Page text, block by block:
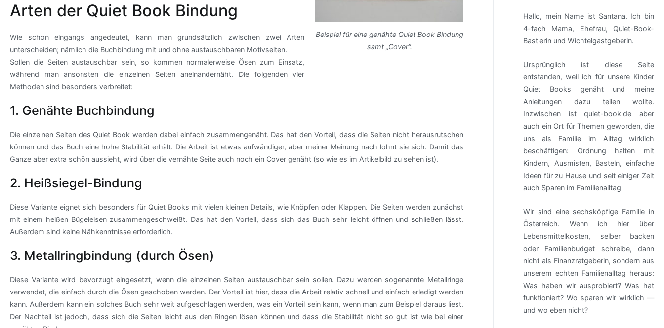
Beispiel für eine genähte Quiet Book Bindung
samt „Cover“.
Arten der Quiet Book Bindung
Wie schon eingangs angedeutet, kann man grundsätzlich zwischen zwei Arten
unterscheiden; nämlich die Buchbindung mit und ohne austauschbaren Motivseiten.
Sollen die Seiten austauschbar sein, so kommen normalerweise Ösen zum Einsatz,
während man ansonsten die einzelnen Seiten aneinandernäht. Die folgenden vier
Methoden sind besonders verbreitet:
1. Genähte Buchbindung
Die einzelnen Seiten des Quiet Book werden dabei einfach zusammengenäht. Das hat den Vorteil, dass die Seiten nicht herausrutschen
können und das Buch eine hohe Stabilität erhält. Die Arbeit ist etwas aufwändiger, aber meiner Meinung nach lohnt sie sich. Damit das
Ganze aber extra schön aussieht, wird über die vernähte Seite auch noch ein Cover genäht (so wie es im Artikelbild zu sehen ist).
2. Heißsiegel-Bindung
Diese Variante eignet sich besonders für Quiet Books mit vielen kleinen Details, wie Knöpfen oder Klappen. Die Seiten werden zunächst
mit einem heißen Bügeleisen zusammengeschweißt. Das hat den Vorteil, dass sich das Buch sehr leicht öffnen und schließen lässt.
Außerdem sind keine Nähkenntnisse erforderlich.
3. Metallringbindung (durch Ösen)
Diese Variante wird bevorzugt eingesetzt, wenn die einzelnen Seiten austauschbar sein sollen. Dazu werden sogenannte Metallringe
verwendet, die einfach durch die Ösen geschoben werden. Der Vorteil ist hier, dass die Arbeit relativ schnell und einfach erledigt werden
kann. Außerdem kann ein solches Buch sehr weit aufgeschlagen werden, was ein Vorteil sein kann, wenn man zum Beispiel daraus liest.
Der Nachteil ist jedoch, dass sich die Seiten leicht aus den Ringen lösen können und dass die Stabilität nicht so gut ist wie bei einer
Hallo, mein Name ist Santana. Ich bin
4-fach Mama, Ehefrau, Quiet-Book-
Bastlerin und Wichtelgastgeberin.
Ursprünglich ist diese Seite
entstanden, weil ich für unsere Kinder
Quiet Books genäht und meine
Anleitungen dazu teilen wollte.
Inzwischen ist quiet-book.de aber
auch ein Ort für Themen geworden, die
uns als Familie im Alltag wirklich
beschäftigen: Ordnung halten mit
Kindern, Ausmisten, Basteln, einfache
Ideen für zu Hause und seit einiger Zeit
auch Sparen im Familienalltag.
Wir sind eine sechsköpfige Familie in
Österreich. Wenn ich hier über
Lebensmittelkosten, selber backen
oder Familienbudget schreibe, dann
nicht als Finanzratgeberin, sondern aus
unserem echten Familienalltag heraus:
Was haben wir ausprobiert? Was hat
funktioniert? Wo sparen wir wirklich —
und wo eben nicht?